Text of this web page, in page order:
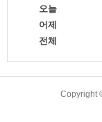
오늘
어제
전체
Copyright
TistoryWhaleSkin3.4